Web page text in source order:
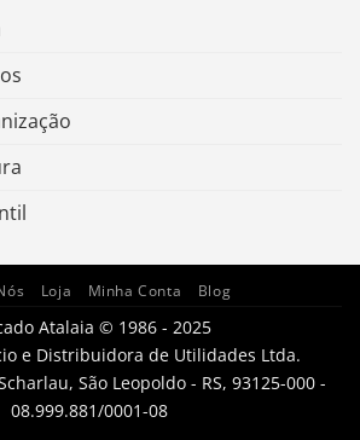
Loja Minha Conta Blog
Atalaia © 1986 - 2025
e Distribuidora de Utilidades Ltda.
São Leopoldo - RS, 93125-000 -
08.999.881/0001-08